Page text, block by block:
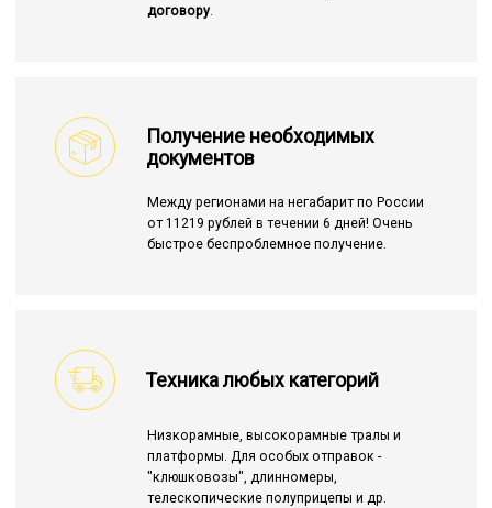
договору.
Получение необходимых
документов
Между регионами на негабарит по России
от 11219 рублей в течении 6 дней! Очень
быстрое беспроблемное получение.
Техника любых категорий
Низкорамные, высокорамные тралы и
платформы. Для особых отправок -
"клюшковозы", длинномеры,
телескопические полуприцепы и др.